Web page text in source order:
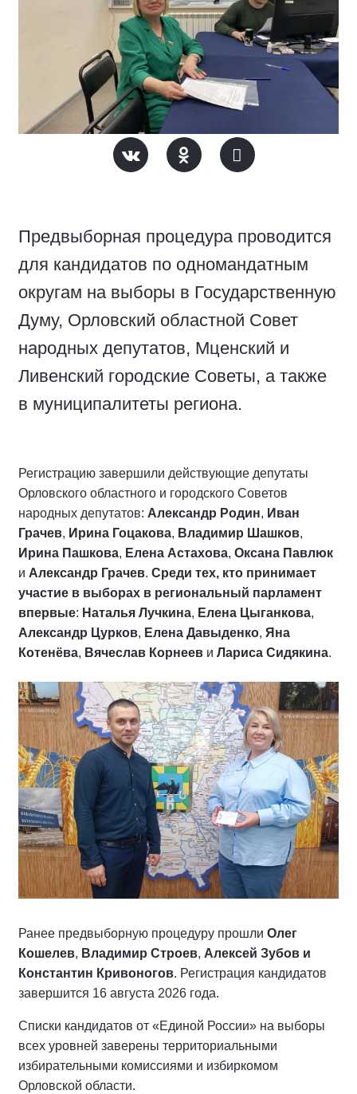
Предвыборная процедура проводится
для кандидатов по одномандатным
округам на выборы в Государственную
Думу, Орловский областной Совет
народных депутатов, Мценский и
Ливенский городские Советы, а также
в муниципалитеты региона.
Регистрацию завершили действующие депутаты
Орловского областного и городского Советов
народных депутатов: Александр Родин, Иван
Грачев, Ирина Гоцакова, Владимир Шашков,
Ирина Пашкова, Елена Астахова, Оксана Павлюк
и Александр Грачев. Среди тех, кто принимает
участие в выборах в региональный парламент
впервые: Наталья Лучкина, Елена Цыганкова,
Александр Цурков, Елена Давыденко, Яна
Котенёва, Вячеслав Корнеев и Лариса Сидякина.
Ранее предвыборную процедуру прошли Олег
Кошелев, Владимир Строев, Алексей Зубов и
Константин Кривоногов. Регистрация кандидатов
завершится 16 августа 2026 года.
Списки кандидатов от «Единой России» на выборы
всех уровней заверены территориальными
избирательными комиссиями и избиркомом
Орловской области.